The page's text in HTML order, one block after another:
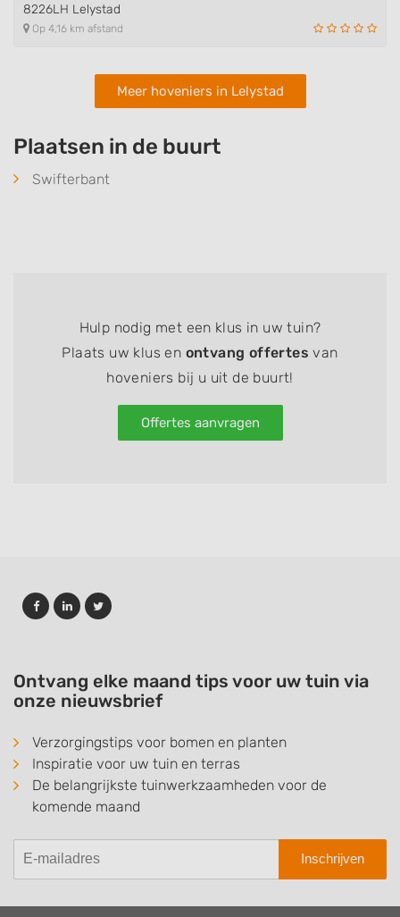
8226LH Lelystad
Op 4,16 km afstand
Meer hoveniers in Lelystad
Plaatsen in de buurt
Swifterbant
Hulp nodig met een klus in uw tuin?
Plaats uw klus en ontvang offertes van
hoveniers bij u uit de buurt!
Offertes aanvragen
Ontvang elke maand tips voor uw tuin via
onze nieuwsbrief
Verzorgingstips voor bomen en planten
Inspiratie voor uw tuin en terras
De belangrijkste tuinwerkzaamheden voor de
komende maand
Inschrijven